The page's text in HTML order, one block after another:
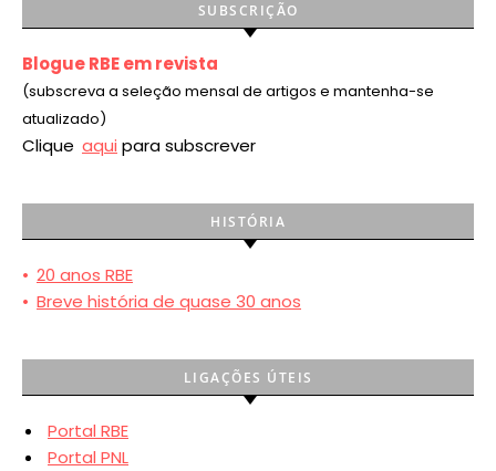
SUBSCRIÇÃO
Blogue RBE em revista
(subscreva a seleção mensal de artigos e mantenha-se
atualizado)
Clique aqui para subscrever
HISTÓRIA
• 20 anos RBE
• Breve história de quase 30 anos
LIGAÇÕES ÚTEIS
Portal RBE
Portal PNL